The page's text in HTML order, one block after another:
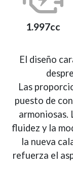
1.997cc
El diseño
Las
puesto de
armoniosas.
fluidez y la
la nueva
refuerza el